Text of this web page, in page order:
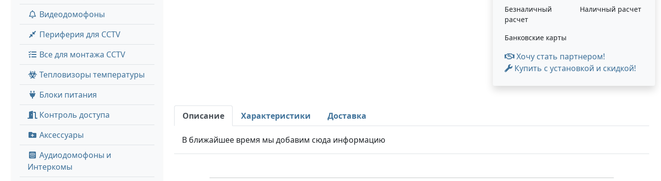
Видеодомофоны
Периферия для CCTV
Все для монтажа CCTV
Тепловизоры температуры
Блоки питания
Контроль доступа
Аксессуары
Аудиодомофоны и
Интеркомы
Безналичный
расчет
Наличный расчет
Банковские карты
Хочу стать партнером!
Купить с установкой и скидкой!
Описание Характеристики Доставка
В ближайшее время мы добавим сюда информацию